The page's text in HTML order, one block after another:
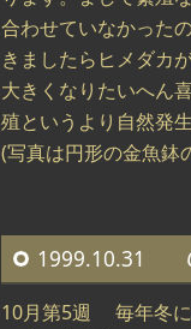
合わせていなかった
きましたらヒメダカ
大きくなりたいへん
殖というより自然発
(写真は円形の金魚鉢
1999.10.31
10月第5週 毎年冬に